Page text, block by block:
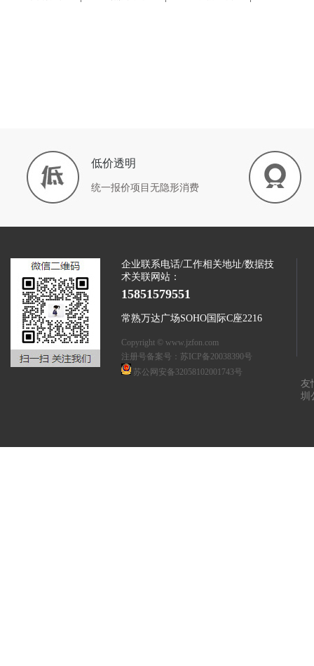
低价透明
统一报价项目无隐形消费
企业联系电话/工作相关地址/数据技
术关联网站：
15851579551
常熟万达广场SOHO国际C座2216
Copyright © www.jzfon.com
注册号备案号： 苏ICP备20038390号
苏公网安备32058102001743号
友
圳